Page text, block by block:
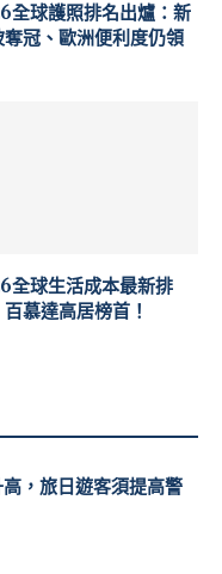
全球護照排名出爐：新
奪冠、歐洲便利度仍領
全球生活成本最新排
慕達高居榜首！
，旅日遊客須提高警